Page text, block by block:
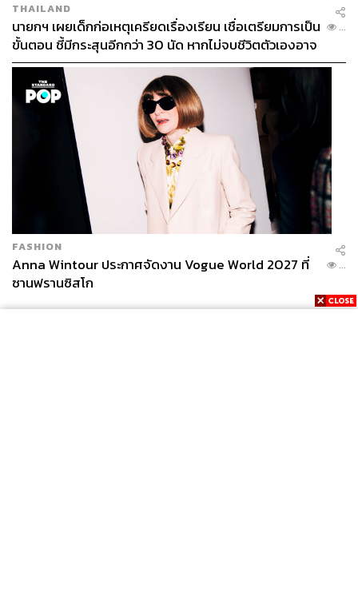
THAILAND
นายกฯ เผยเด็กก่อเหตุเครียดเรื่องเรียน เชื่อเตรียมการเป็น
ขั้นตอน ชี้มีกระสุนอีกกว่า 30 นัด หากไม่จบชีวิตตัวเองอาจ
สูญเสียเพิ่ม
...
FASHION
Anna Wintour ประกาศจัดงาน Vogue World 2027 ที่
ซานฟรานซิสโก
...